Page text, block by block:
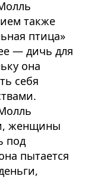
также
птица»
— дичь для
она
себя
женщины
под
пытается